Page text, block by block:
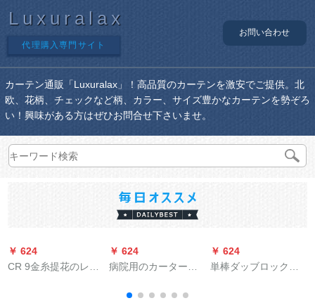
Luxuralax
代理購入専門サイト
お問い合わせ
カーテン通販「Luxuralax」！高品質のカーテンを激安でご提供。北
欧、花柄、チェックなど柄、カラー、サイズ豊かなカーテンを勢ぞろ
い！興味がある方はぜひお問合せ下さいませ。
￥ 624
CR 9金糸提花のレン
￥ 624
病院用のカーターテ
テン养生馆仕切りカ
￥ 624
単棒ダッブロックテ